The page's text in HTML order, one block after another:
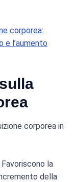
corporea:
e l’aumento
corporea in
Favoriscono la
della